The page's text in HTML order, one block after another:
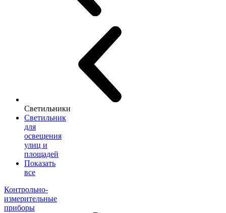
Светильники
Светильник
для
освещения
улиц и
площадей
Показать
все
Контрольно-
измерительные
приборы